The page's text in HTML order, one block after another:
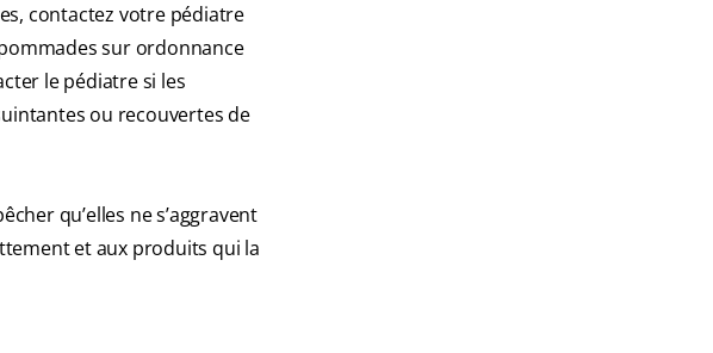
contactez votre pédiatre
sur ordonnance
le pédiatre si les
ou recouvertes de
qu’elles ne s’aggravent
et aux produits qui la